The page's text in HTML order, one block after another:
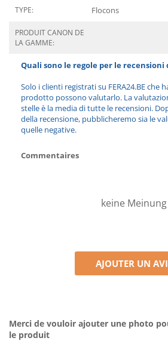
TYPE: Flocons
PRODUIT CANON DE
LA GAMME:
Quali sono le regole per le
Solo i clienti registrati su FERA24.BE che
prodotto possono valutarlo. La
stelle è la media di tutte le recensioni.
della recensione, pubblicheremo sia le
quelle negative.
Commentaires
keine Meinung
AJOUTER UN
Merci de vouloir ajouter une photo
le produit